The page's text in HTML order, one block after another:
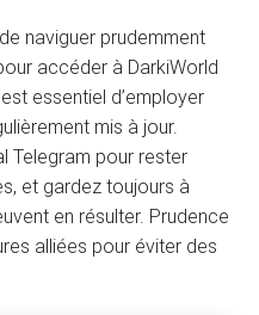
naviguer prudemment
accéder à DarkiWorld
essentiel d’employer
mis à jour.
Telegram pour rester
et gardez toujours à
en résulter. Prudence
alliées pour éviter des